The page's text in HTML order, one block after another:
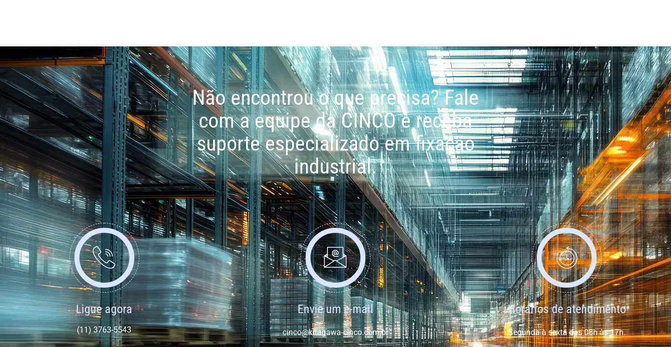
Não encontrou o que precisa? Fale
com a equipe da CINCO e receba
suporte especializado em fixação
industrial.
Ligue agora
(11) 3763-5543
Envie um e-mail
cinco@kitagawa-cinco.com.br
Horários de atendimento
Segunda à sexta das 08h às 17h.